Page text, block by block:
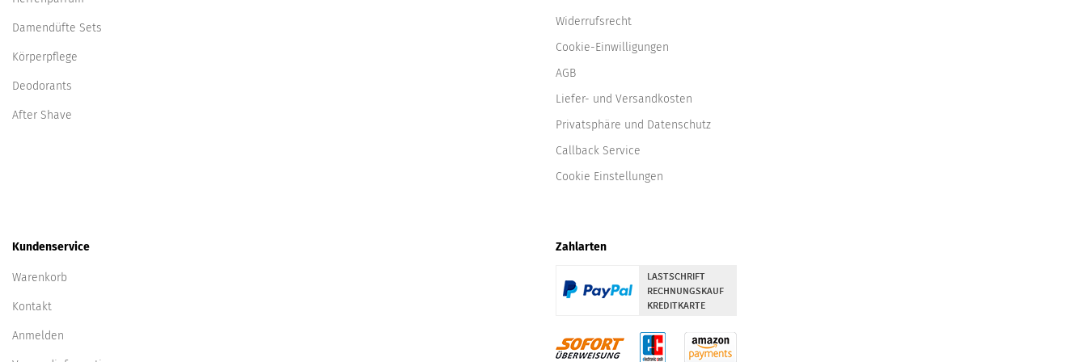
Cartier
Chantal Thomass
Chloe
Clinique
Collistar
Damendüfte Sets
Körperpflege
Deodorants
After Shave
Widerrufsrecht
Cookie-Einwilligungen
AGB
Liefer- und Versandkosten
Privatsphäre und Datenschutz
Callback Service
Cookie Einstellungen
Kundenservice
Warenkorb
Kontakt
Anmelden
Zahlarten